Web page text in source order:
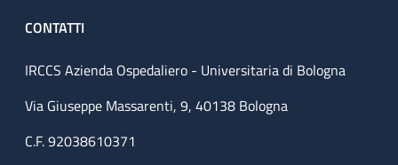
CONTATTI
IRCCS Azienda Ospedaliero - Universitaria di Bologna
Via Giuseppe Massarenti, 9, 40138 Bologna
C.F. 92038610371